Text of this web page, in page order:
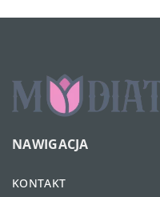
NAWIGACJA
KONTAKT